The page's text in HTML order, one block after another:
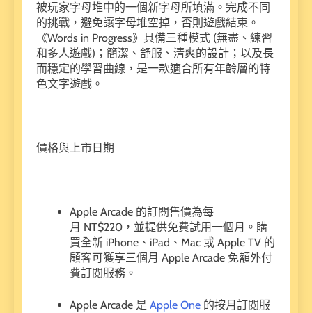
被玩家字母堆中的一個新字母所填滿。完成不同
的挑戰，避免讓字母堆空掉，否則遊戲結束。
《Words in Progress》具備三種模式 (無盡、練習
和多人遊戲)；簡潔、舒服、清爽的設計；以及長
而穩定的學習曲線，是一款適合所有年齡層的特
色文字遊戲。
價格與上市日期
Apple Arcade 的訂閱售價為每
月 NT$220，並提供免費試用一個月。購
買全新 iPhone、iPad、Mac 或 Apple TV 的
顧客可獲享三個月 Apple Arcade 免額外付
費訂閱服務。
Apple Arcade 是 Apple One 的按月訂閱服